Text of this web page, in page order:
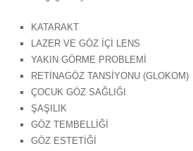
KATARAKT
LAZER VE GÖZ İÇİ LENS
YAKIN GÖRME PROBLEMİ
RETİNAGÖZ TANSİYONU (GLOKOM)
ÇOCUK GÖZ SAĞLIĞI
ŞAŞILIK
GÖZ TEMBELLİĞİ
GÖZ ESTETİĞİ